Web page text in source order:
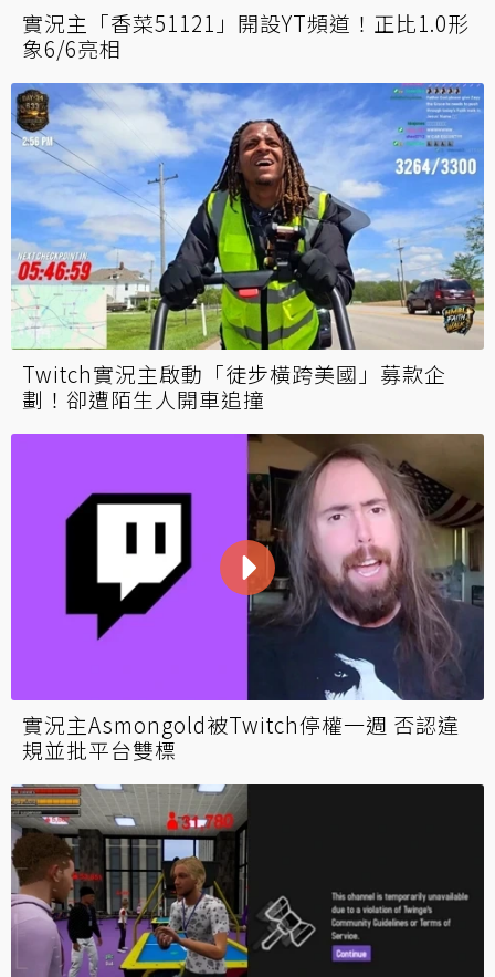
實況主「香菜51121」開設YT頻道！正比1.0形
象6/6亮相
Twitch實況主啟動「徒步橫跨美國」募款企
劃！卻遭陌生人開車追撞
實況主Asmongold被Twitch停權一週 否認違
規並批平台雙標